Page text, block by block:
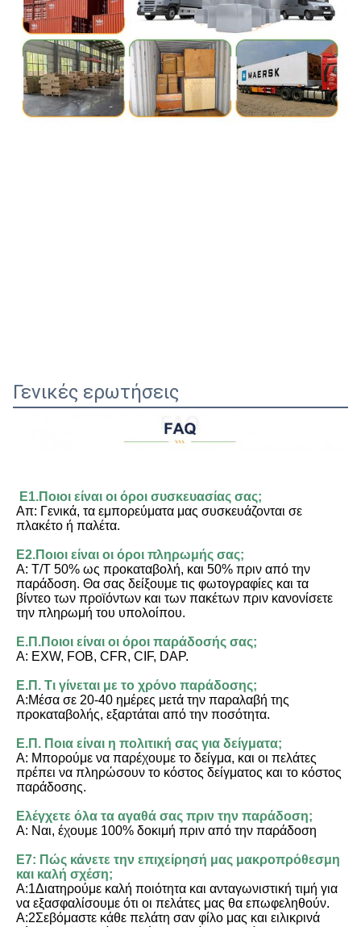
Γενικές ερωτήσεις
Ε1.Ποιοι είναι οι όροι συσκευασίας σας;
Απ: Γενικά, τα εμπορεύματα μας συσκευάζονται σε
πλακέτο ή παλέτα.
Ε2.Ποιοι είναι οι όροι πληρωμής σας;
Α: T/T 50% ως προκαταβολή, και 50% πριν από την
παράδοση. Θα σας δείξουμε τις φωτογραφίες και τα
βίντεο των προϊόντων και των πακέτων πριν κανονίσετε
την πληρωμή του υπολοίπου.
Ε.Π.Ποιοι είναι οι όροι παράδοσής σας;
Α: EXW, FOB, CFR, CIF, DAP.
Ε.Π. Τι γίνεται με το χρόνο παράδοσης;
Α:Μέσα σε 20-40 ημέρες μετά την παραλαβή της
προκαταβολής, εξαρτάται από την ποσότητα.
Ε.Π. Ποια είναι η πολιτική σας για δείγματα;
Α: Μπορούμε να παρέχουμε το δείγμα, και οι πελάτες
πρέπει να πληρώσουν το κόστος δείγματος και το κόστος
παράδοσης.
Ελέγχετε όλα τα αγαθά σας πριν την παράδοση;
Α: Ναι, έχουμε 100% δοκιμή πριν από την παράδοση
Ε7: Πώς κάνετε την επιχείρησή μας μακροπρόθεσμη
και καλή σχέση;
Α:1Διατηρούμε καλή ποιότητα και ανταγωνιστική τιμή για
να εξασφαλίσουμε ότι οι πελάτες μας θα επωφεληθούν.
Α:2Σεβόμαστε κάθε πελάτη σαν φίλο μας και ειλικρινά